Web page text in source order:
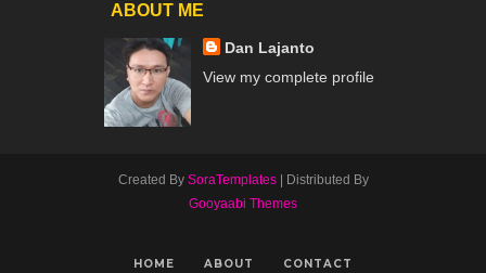
ABOUT ME
Dan Lajanto
View my complete profile
Created By SoraTemplates| Distributed By
Gooyaabi Themes
HOME ABOUT CONTACT